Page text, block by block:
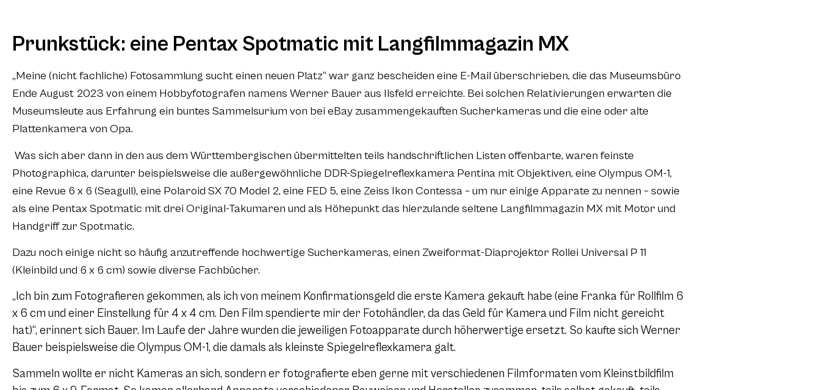
Prunkstück: eine Pentax Spotmatic mit Langfilmmagazin MX
„Meine (nicht fachliche) Fotosammlung sucht einen neuen Platz“ war ganz bescheiden eine E-Mail überschrieben, die das Museumsbüro
Ende August 2023 von einem Hobbyfotografen namens Werner Bauer aus Ilsfeld erreichte. Bei solchen Relativierungen erwarten die
Museumsleute aus Erfahrung ein buntes Sammelsurium von bei eBay zusammengekauften Sucherkameras und die eine oder alte
Plattenkamera von Opa.
Was sich aber dann in den aus dem Württembergischen übermittelten teils handschriftlichen Listen offenbarte, waren feinste
Photographica, darunter beispielsweise die außergewöhnliche DDR-Spiegelreflexkamera Pentina mit Objektiven, eine Olympus OM-1,
eine Revue 6 x 6 (Seagull), eine Polaroid SX 70 Model 2, eine FED 5, eine Zeiss Ikon Contessa – um nur einige Apparate zu nennen – sowie
als eine Pentax Spotmatic mit drei Original-Takumaren und als Höhepunkt das hierzulande seltene Langfilmmagazin MX mit Motor und
Handgriff zur Spotmatic.
Dazu noch einige nicht so häufig anzutreffende hochwertige Sucherkameras, einen Zweiformat-Diaprojektor Rollei Universal P 11
(Kleinbild und 6 x 6 cm) sowie diverse Fachbücher.
„Ich bin zum Fotografieren gekommen, als ich von meinem Konfirmationsgeld die erste Kamera gekauft habe (eine Franka für Rollfilm 6
x 6 cm und einer Einstellung für 4 x 4 cm. Den Film spendierte mir der Fotohändler, da das Geld für Kamera und Film nicht gereicht
hat)“, erinnert sich Bauer. Im Laufe der Jahre wurden die jeweiligen Fotoapparate durch höherwertige ersetzt. So kaufte sich Werner
Bauer beispielsweise die Olympus OM-1, die damals als kleinste Spiegelreflexkamera galt.
Sammeln wollte er nicht Kameras an sich, sondern er fotografierte eben gerne mit verschiedenen Filmformaten vom Kleinstbildfilm